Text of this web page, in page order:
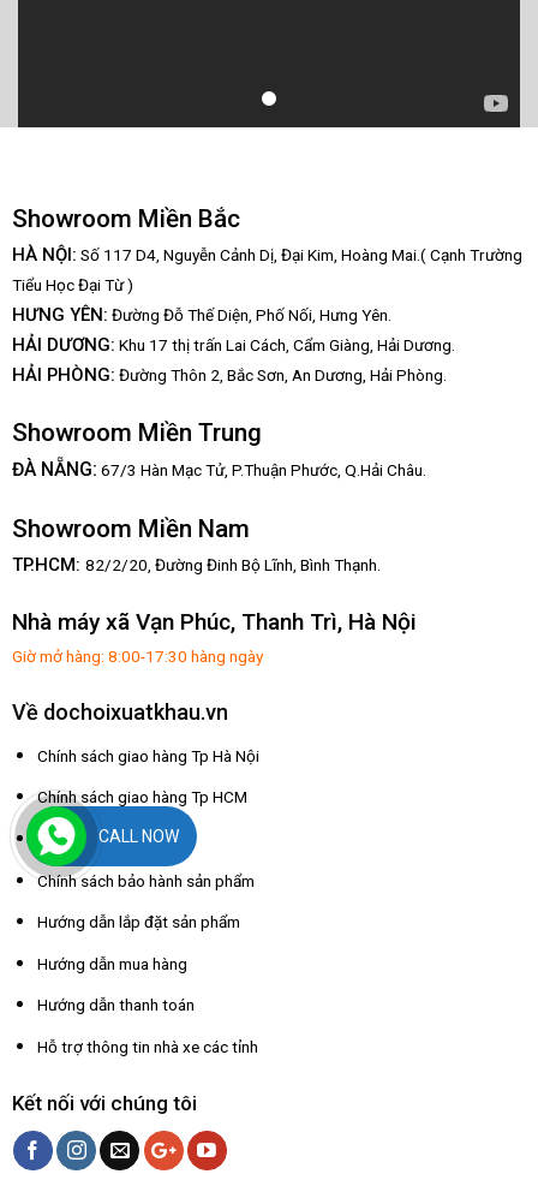
Showroom Miền Bắc
HÀ NỘI: Số 117 D4, Nguyễn Cảnh Dị, Đại Kim, Hoàng Mai.( Cạnh Trường
Tiểu Học Đại Từ )
HƯNG YÊN: Đường Đỗ Thế Diện, Phố Nối, Hưng Yên.
HẢI DƯƠNG: Khu 17 thị trấn Lai Cách, Cẩm Giàng, Hải Dương.
HẢI PHÒNG: Đường Thôn 2, Bắc Sơn, An Dương, Hải Phòng.
Showroom Miền Trung
ĐÀ NẴNG: 67/3 Hàn Mạc Tử, P.Thuận Phước, Q.Hải Châu.
Showroom Miền Nam
TP.HCM: 82/2/20, Đường Đinh Bộ Lĩnh, Bình Thạnh.
Nhà máy xã Vạn Phúc, Thanh Trì, Hà Nội
Giờ mở hàng: 8:00-17:30 hàng ngày
Về dochoixuatkhau.vn
Chính sách giao hàng Tp Hà Nội
Chính sách giao hàng Tp HCM
Chính sách đổi trả
Chính sách bảo hành sản phẩm
Hướng dẫn lắp đặt sản phẩm
Hướng dẫn mua hàng
Hướng dẫn thanh toán
Hỗ trợ thông tin nhà xe các tỉnh
Kết nối với chúng tôi
CALL NOW